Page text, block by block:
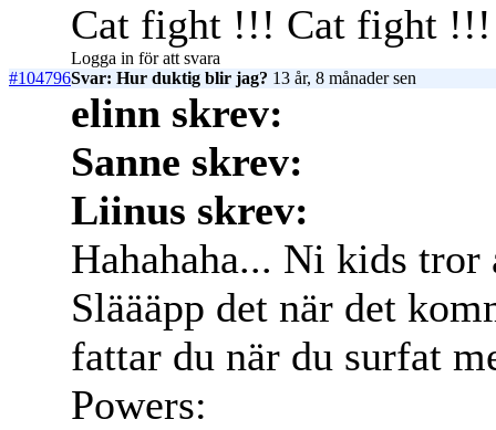
Cat fight !!! Cat fight
Logga in för att svara
#104796Svar: Hur duktig blir jag? 13 år, 8 månader sen
elinn skrev:
Sanne skrev:
Liinus skrev:
Hahahaha... Ni kids tror
Släääpp det när det
fattar du när du surfat
Powers: